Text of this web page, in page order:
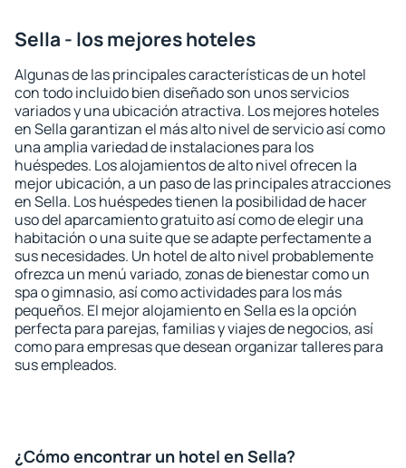
Sella - los mejores hoteles
Algunas de las principales características de un hotel
con todo incluido bien diseñado son unos servicios
variados y una ubicación atractiva. Los mejores hoteles
en Sella garantizan el más alto nivel de servicio así como
una amplia variedad de instalaciones para los
huéspedes. Los alojamientos de alto nivel ofrecen la
mejor ubicación, a un paso de las principales atracciones
en Sella. Los huéspedes tienen la posibilidad de hacer
uso del aparcamiento gratuito así como de elegir una
habitación o una suite que se adapte perfectamente a
sus necesidades. Un hotel de alto nivel probablemente
ofrezca un menú variado, zonas de bienestar como un
spa o gimnasio, así como actividades para los más
pequeños. El mejor alojamiento en Sella es la opción
perfecta para parejas, familias y viajes de negocios, así
como para empresas que desean organizar talleres para
sus empleados.
¿Cómo encontrar un hotel en Sella?